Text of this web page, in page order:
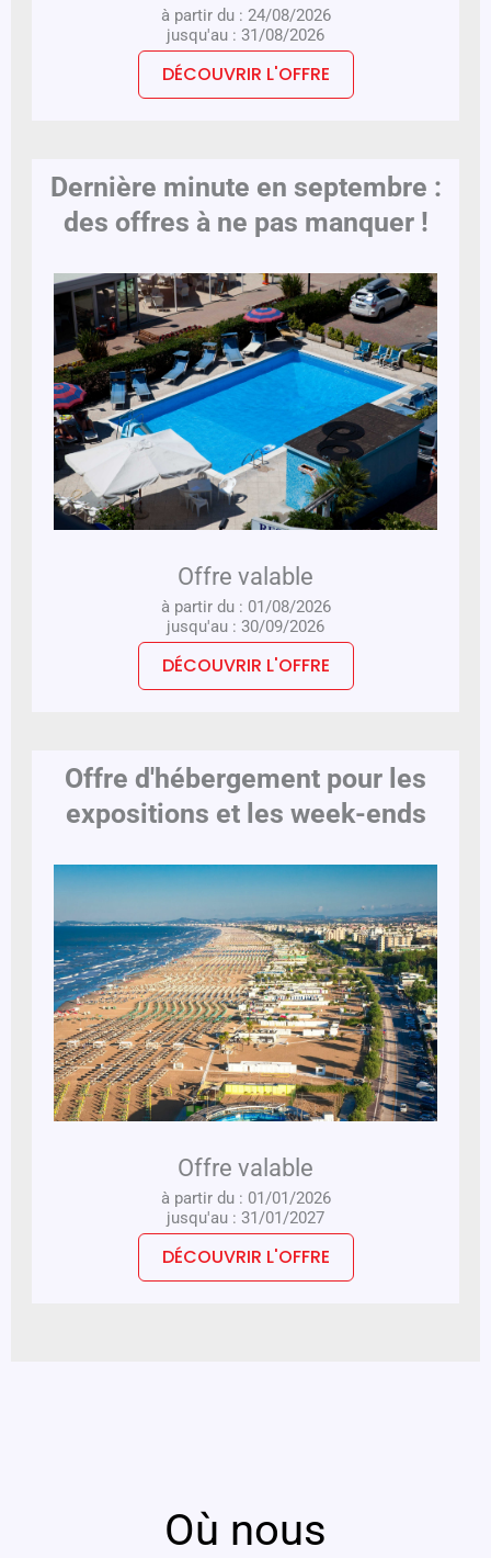
à partir du : 24/08/2026
jusqu'au : 31/08/2026
DÉCOUVRIR L'OFFRE
Dernière minute en septembre :
des offres à ne pas manquer !
Offre valable
à partir du : 01/08/2026
jusqu'au : 30/09/2026
DÉCOUVRIR L'OFFRE
Offre d'hébergement pour les
expositions et les week-ends
Offre valable
à partir du : 01/01/2026
jusqu'au : 31/01/2027
DÉCOUVRIR L'OFFRE
Où nous